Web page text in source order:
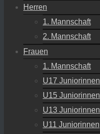
Herren
1. Mannschaft
2. Mannschaft
Frauen
1. Mannschaft
U17 Juniorinnen
U15 Juniorinnen
U13 Juniorinnen
U11 Juniorinnen